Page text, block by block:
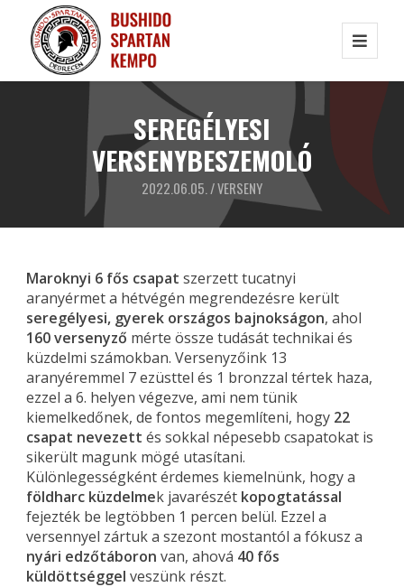
SEREGÉLYESI
VERSENYBESZEMOLÓ
2022.06.05. /VERSENY
Maroknyi 6 fős csapat szerzett tucatnyi
aranyérmet a hétvégén megrendezésre került
seregélyesi, gyerek országos bajnokságon, ahol
160 versenyző mérte össze tudását technikai és
küzdelmi számokban. Versenyzőink 13
aranyéremmel 7 ezüsttel és 1 bronzzal tértek haza,
ezzel a 6. helyen végezve, ami nem tünik
kiemelkedőnek, de fontos megemlíteni, hogy 22
csapat nevezett és sokkal népesebb csapatokat is
sikerült magunk mögé utasítani.
Különlegességként érdemes kiemelnünk, hogy a
földharc küzdelmek javarészét kopogtatással
fejezték be legtöbben 1 percen belül. Ezzel a
versennyel zártuk a szezont mostantól a fókusz a
nyári edzőtáboron van, ahová 40 fős
küldöttséggel veszünk részt.